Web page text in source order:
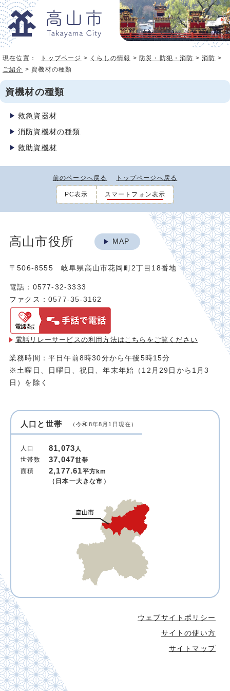
現在位置： トップページ > くらしの情報 > 防災・防犯・消防 >消防 >
ご紹介 > 資機材の種類
資機材の種類
救急資器材
消防資機材の種類
救助資機材
前のページへ戻る トップページへ戻る
PC表示 スマートフォン表示
高山市役所 MAP
〒506-8555 岐阜県高山市花岡町2丁目18番地
電話：0577-32-3333
ファクス：0577-35-3162
電話リレーサービスの利用方法は こちらをご覧ください
業務時間：平日午前8時30分から午後5時15分
※土曜日、日曜日、祝日、年末年始（12月29日から1月3
日）を除く
人口と世帯 （令和8年8月1日現在）
人口 81,073人
世帯数
37,047世帯
面積
2,177.61平方km
（日本一大きな市）
ウェブサイトポリシー
サイトの使い方
サイトマップ